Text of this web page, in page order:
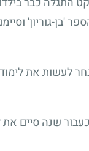
'בן-גוריון'
את
שנה סיים את